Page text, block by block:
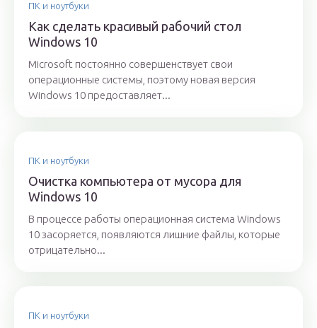
ПК и ноутбуки
Как сделать красивый рабочий стол
Windows 10
Microsoft постоянно совершенствует свои
операционные системы, поэтому новая версия
Windows 10 предоставляет...
ПК и ноутбуки
Очистка компьютера от мусора для
Windows 10
В процессе работы операционная система Windows
10 засоряется, появляются лишние файлы, которые
отрицательно...
ПК и ноутбуки